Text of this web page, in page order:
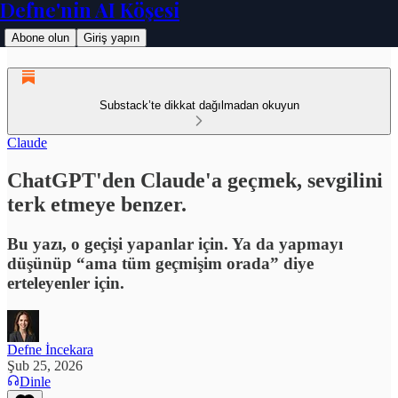
Defne'nin AI Köşesi
Abone olun Giriş yapın
Substack’te dikkat dağılmadan okuyun
Claude
ChatGPT'den Claude'a geçmek, sevgilini
terk etmeye benzer.
Bu yazı, o geçişi yapanlar için. Ya da yapmayı
düşünüp “ama tüm geçmişim orada” diye
erteleyenler için.
Defne İncekara
Şub 25, 2026
Dinle